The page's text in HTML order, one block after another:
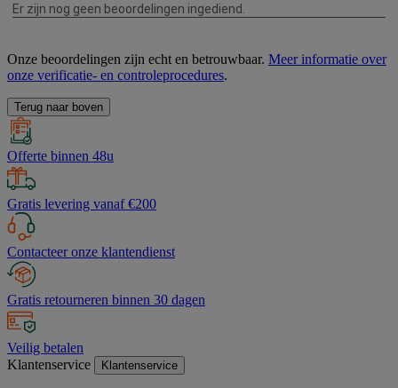
Onze beoordelingen zijn echt en betrouwbaar. Meer informatie over
onze verificatie- en controleprocedures.
Terug naar boven
Offerte binnen 48u
Gratis levering vanaf €200
Contacteer onze klantendienst
Gratis retourneren binnen 30 dagen
Veilig betalen
Klantenservice
Klantenservice